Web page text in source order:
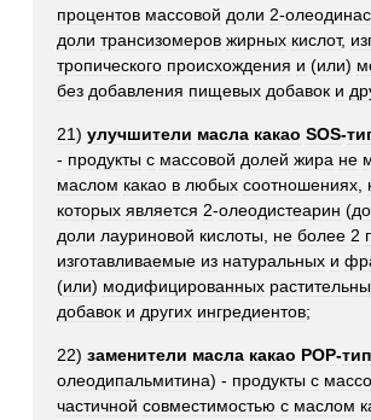
процентов массовой доли 2-
доли трансизомеров жирных кислот,
тропического происхождения и (или)
без добавления пищевых добавок и
21) улучшители масла какао SOS-
- продукты с массовой долей жира не
маслом какао в любых соотношениях
которых является 2-олеодистеарин (до
доли лауриновой кислоты не более 2
изготавливаемые из натуральных и
(или) модифицированных
добавок и других ингредиентов;
22) заменители масла какао POP-
олеодипальмитина) - продукты с
частичной совместимостью с маслом